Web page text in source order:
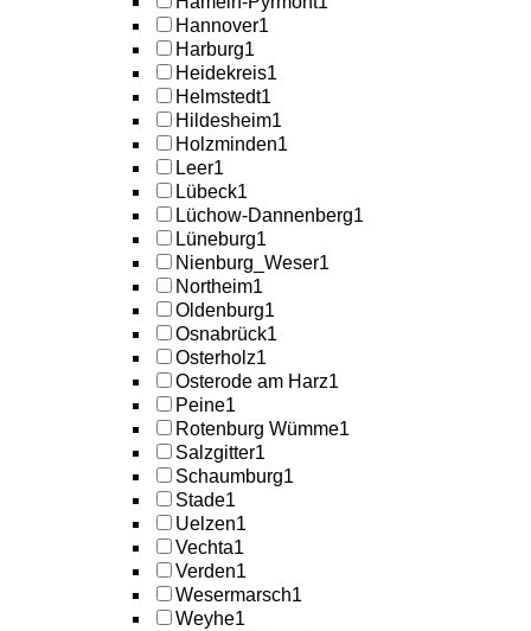
Hannover1
Harburg1
Heidekreis1
Helmstedt1
Hildesheim1
Holzminden1
Leer1
Lübeck1
Lüchow-Dannenberg1
Lüneburg1
Nienburg_Weser1
Northeim1
Oldenburg1
Osnabrück1
Osterholz1
Osterode am Harz1
Peine1
Rotenburg Wümme1
Salzgitter1
Schaumburg1
Stade1
Uelzen1
Vechta1
Verden1
Wesermarsch1
Weyhe1